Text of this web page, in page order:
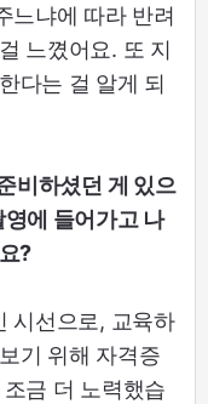
느냐에 따라 반려
느꼈어요. 또 지
다는 걸 알게 되
비하셨던 게 있으
에 들어가고 나
?
시선으로, 교육하
기 위해 자격증
금 더 노력했습